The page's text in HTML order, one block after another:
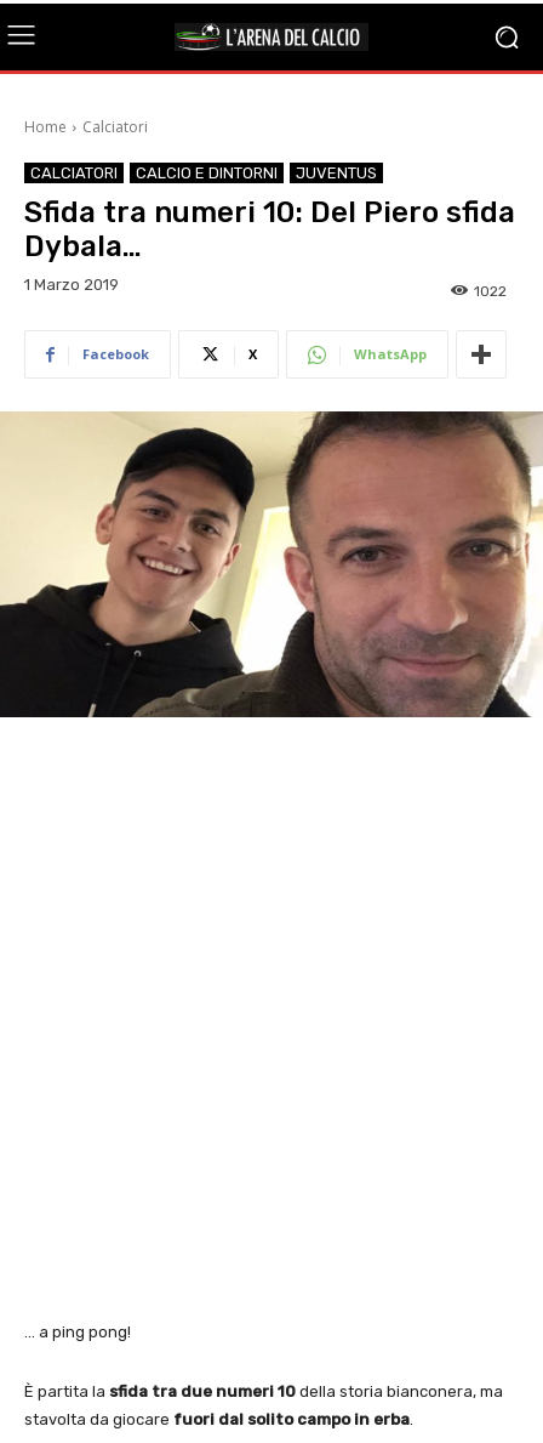
Home Calciatori
CALCIATORI CALCIO E DINTORNI JUVENTUS
Sfida tra numeri 10: Del Piero sfida
Dybala…
1 Marzo 2019 1022
Facebook X WhatsApp
… a ping pong!
È partita la sfida tra due numeri 10 della storia bianconera, ma
stavolta da giocare fuori dal solito campo in erba.